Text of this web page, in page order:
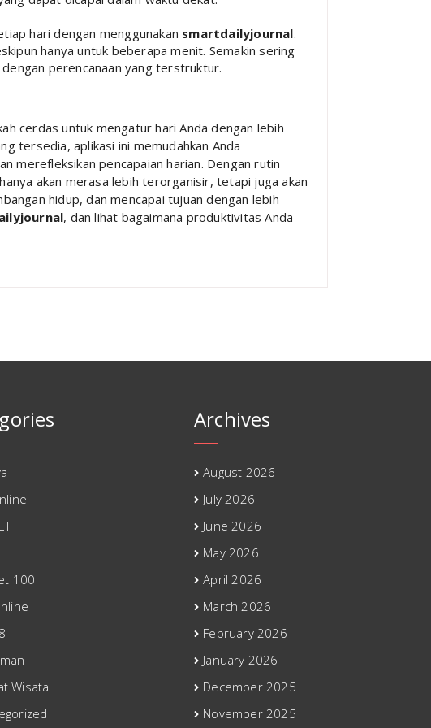
hari dengan menggunakan smartdailyjournal.
hanya untuk beberapa menit. Semakin sering
perencanaan yang terstruktur.
cerdas untuk mengatur hari Anda dengan lebih
tersedia, aplikasi ini memudahkan Anda
merefleksikan pencapaian harian. Dengan rutin
akan merasa lebih terorganisir, tetapi juga akan
hidup, dan mencapai tujuan dengan lebih
, dan lihat bagaimana produktivitas Anda
100
Wisata
Archives
August 2026
July 2026
June 2026
May 2026
April 2026
March 2026
February 2026
January 2026
December 2025
November 2025